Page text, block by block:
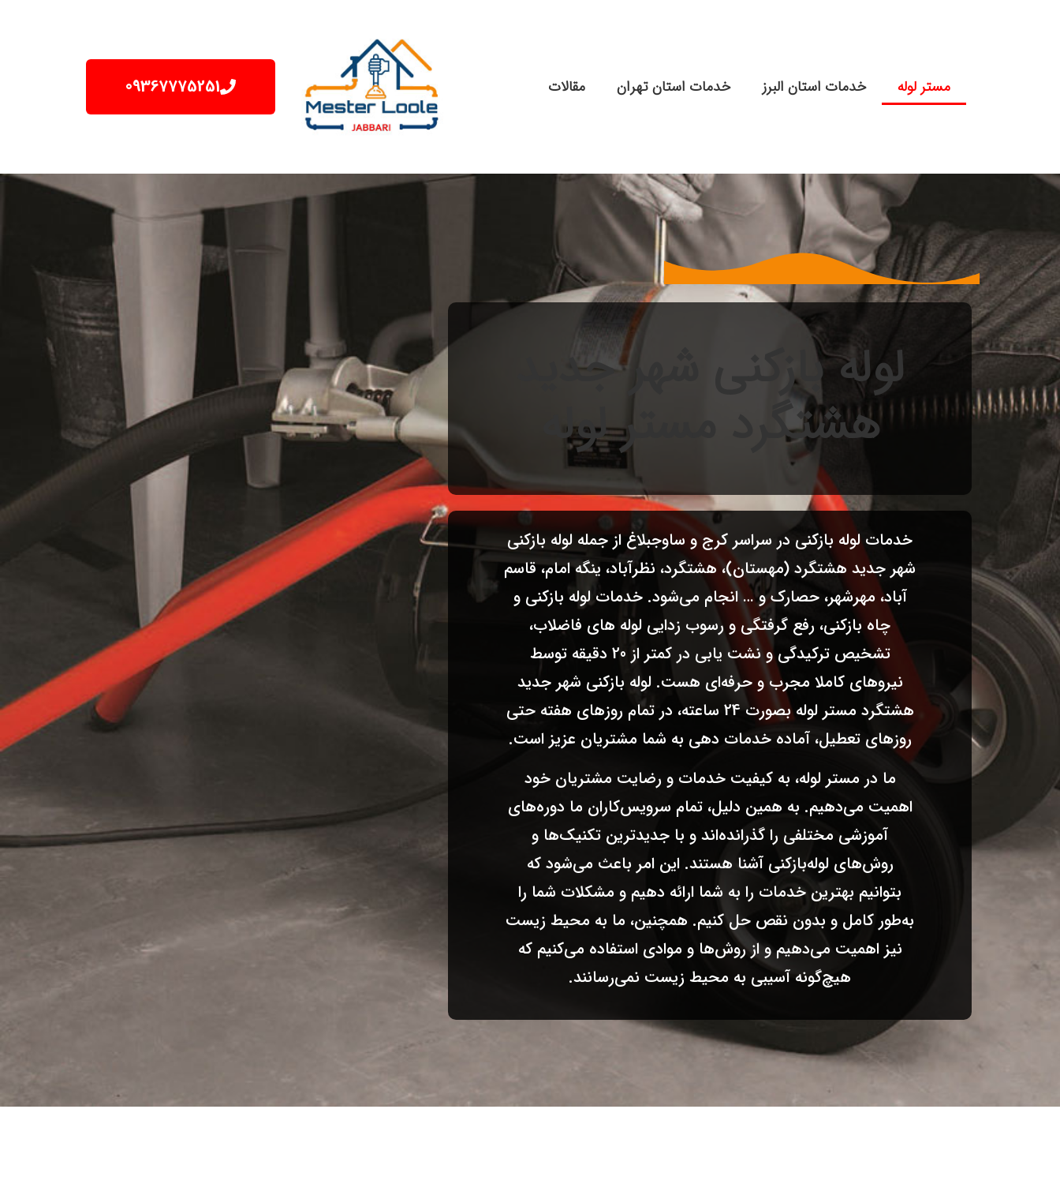
مستر لوله خدمات استان البرز خدمات استان تهران مقالات 09367775251
لوله بازکنی شهر جدید
هشتگرد مستر لوله
خدمات لوله بازکنی در سراسر کرج و ساوجبلاغ از جمله لوله بازکنی
شهر جدید هشتگرد (مهستان)، هشتگرد، نظرآباد، ینگه امام، قاسم
آباد، مهرشهر، حصارک و … انجام می‌شود. خدمات لوله بازکنی و
چاه بازکنی، رفع گرفتگی و رسوب زدایی لوله های فاضلاب،
تشخیص ترکیدگی و نشت یابی در کمتر از 20 دقیقه توسط
نیروهای کاملا مجرب و حرفه‌ای هست. لوله بازکنی شهر جدید
هشتگرد مستر لوله بصورت 24 ساعته، در تمام روزهای هفته حتی
روزهای تعطیل، آماده خدمات دهی به شما مشتریان عزیز است.
ما در مستر لوله، به کیفیت خدمات و رضایت مشتریان خود
اهمیت می‌دهیم. به همین دلیل، تمام سرویس‌کاران ما دوره‌های
آموزشی مختلفی را گذرانده‌اند و با جدیدترین تکنیک‌ها و
روش‌های لوله‌بازکنی آشنا هستند. این امر باعث می‌شود که
بتوانیم بهترین خدمات را به شما ارائه دهیم و مشکلات شما را
به‌طور کامل و بدون نقص حل کنیم. همچنین، ما به محیط زیست
نیز اهمیت می‌دهیم و از روش‌ها و موادی استفاده می‌کنیم که
هیچ‌گونه آسیبی به محیط زیست نمی‌رسانند.